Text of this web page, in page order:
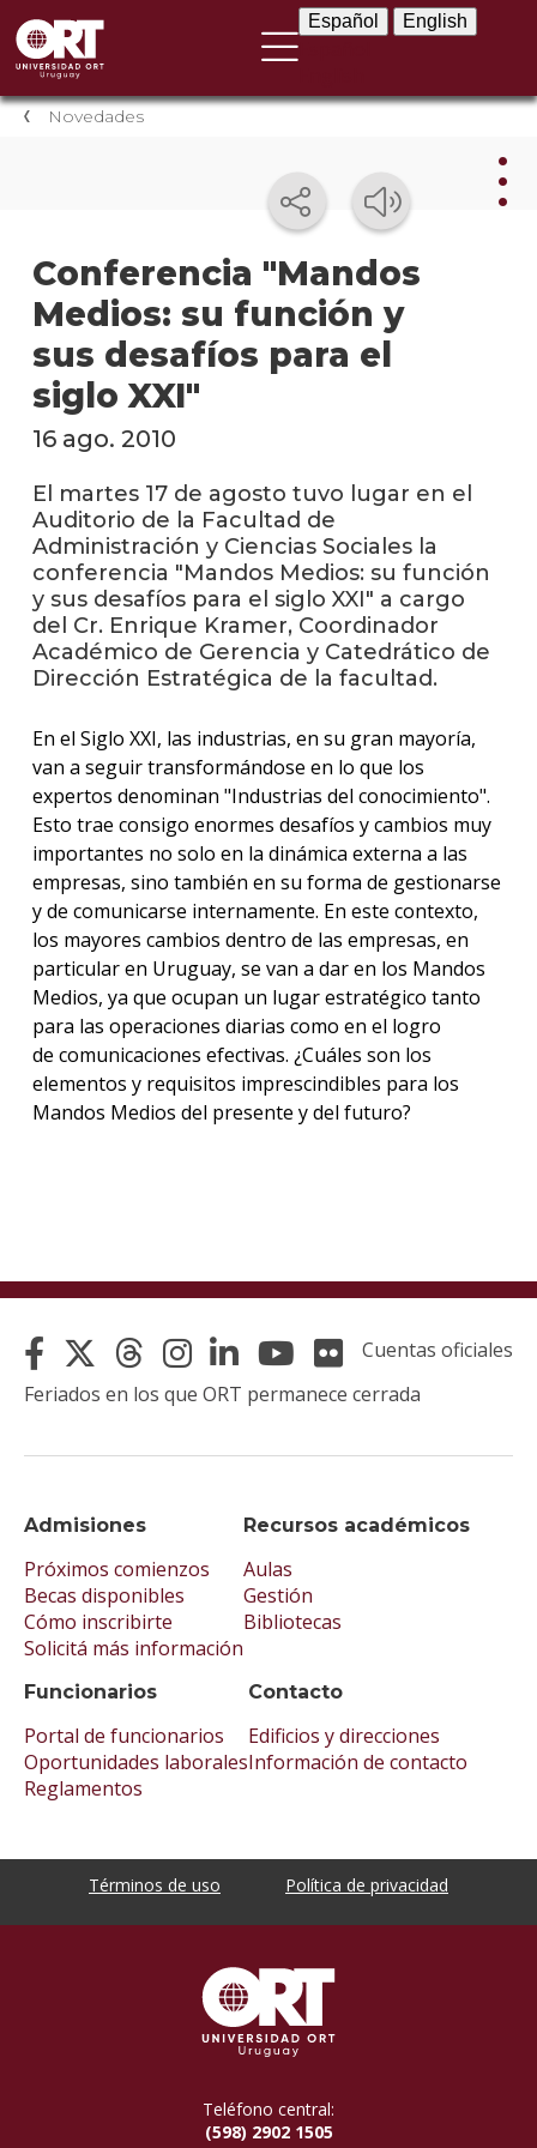
Español English
Novedades
Conferencia "Mandos
Medios: su función y
sus desafíos para el
siglo XXI"
los
Blog
16 ago. 2010
El martes 17 de agosto tuvo lugar en el
Auditorio de la Facultad de
Administración y Ciencias Sociales la
conferencia "Mandos Medios: su función
y sus desafíos para el siglo XXI" a cargo
del Cr. Enrique Kramer, Coordinador
Académico de Gerencia y Catedrático de
Dirección Estratégica de la facultad.
En el Siglo XXI, las industrias, en su gran mayoría,
van a seguir transformándose en lo que los
expertos denominan "Industrias del conocimiento".
Esto trae consigo enormes desafíos y cambios muy
importantes no solo en la dinámica externa a las
empresas, sino también en su forma de gestionarse
y de comunicarse internamente. En este contexto,
los mayores cambios dentro de las empresas, en
particular en Uruguay, se van a dar en los Mandos
Medios, ya que ocupan un lugar estratégico tanto
para las operaciones diarias como en el logro
de comunicaciones efectivas. ¿Cuáles son los
elementos y requisitos imprescindibles para los
Mandos Medios del presente y del futuro?
Admisiones
Próximos comienzos
Becas disponibles
Cómo inscribirte
Solicitá más información
Recursos académicos
Aulas
Gestión
Bibliotecas
Funcionarios
Portal de funcionarios
Oportunidades laborales
Reglamentos
Contacto
Edificios y direcciones
Información de contacto
Cuentas oficiales
Feriados en los que ORT permanece cerrada
Términos de uso Política de privacidad
Teléfono central:
(598) 2902 1505